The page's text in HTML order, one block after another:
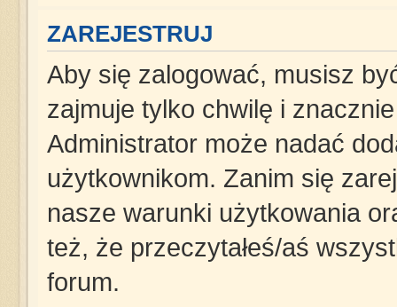
ZAREJESTRUJ
Aby się zalogować, musisz
zajmuje tylko chwilę i
Administrator może nadać
użytkownikom. Zanim się
nasze warunki użytkowania
też, że przeczytałeś/aś
forum.